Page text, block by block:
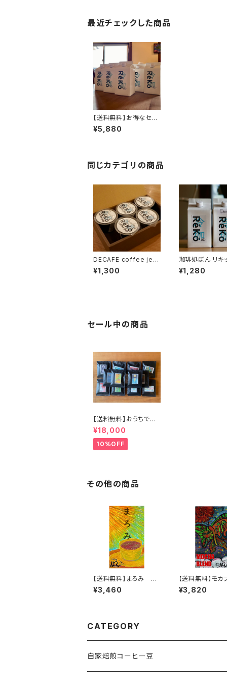
最近チェックした商品
【送料無料】お得なセッ
ト リキッドアイスコーヒ
ー 1L×6本
¥5,880
同じカテゴリの商品
DECAFE coffee jell
y 5個入り
¥1,300
珈琲処ぼん リキ
ーヒー ReKo 1L
¥1,280
セール中の商品
【送料無料】おうちで簡
単ドリップバッグ100個
セット
¥18,000
10%OFF
その他の商品
【送料無料】まろみ 40
0gセット
¥3,460
【送料無料】モカ
ド 400gセット
¥3,820
CATEGORY
自家焙煎コーヒー豆